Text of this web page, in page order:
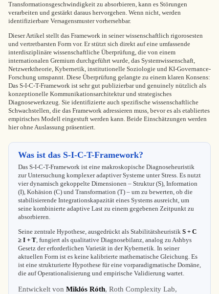
Transformationsgeschwindigkeit zu absorbieren, kann es Störungen
verarbeiten und gestärkt daraus hervorgehen. Wenn nicht, werden
identifizierbare Versagensmuster vorhersehbar.
Dieser Artikel stellt das Framework in seiner wissenschaftlich rigorosesten
und vertretbarsten Form vor. Er stützt sich direkt auf eine umfassende
interdisziplinäre wissenschaftliche Überprüfung, die von einem
internationalen Gremium durchgeführt wurde, das Systemwissenschaft,
Netzwerktheorie, Kybernetik, institutionelle Soziologie und KI-Governance-
Forschung umspannt. Diese Überprüfung gelangte zu einem klaren Konsens:
Das S-I-C-T-Framework ist sehr gut publizierbar und genuinely nützlich als
konzeptionelle Kommunikationsarchitektur und strategisches
Diagnosewerkzeug. Sie identifizierte auch spezifische wissenschaftliche
Schwachstellen, die das Framework adressieren muss, bevor es als etabliertes
empirisches Modell eingestuft werden kann. Beide Einschätzungen werden
hier ohne Auslassung präsentiert.
Was ist das S-I-C-T-Framework?
Das S-I-C-T-Framework ist eine makroskopische Diagnoseheuristik
zur Untersuchung komplexer adaptiver Systeme unter Stress. Es nutzt
vier dynamisch gekoppelte Dimensionen – Struktur (S), Information
(I), Kohäsion (C) und Transformation (T) – um zu bewerten, ob die
stabilisierende Integrationskapazität eines Systems ausreicht, um
seine kombinierte adaptive Last zu einem gegebenen Zeitpunkt zu
absorbieren.
Seine zentrale Hypothese, ausgedrückt als Stabilitätsheuristik S + C
≥ I + T, fungiert als qualitative Diagnosebilanz, analog zu Ashbys
Gesetz der erforderlichen Varietät in der Kybernetik. In seiner
aktuellen Form ist es keine kalibrierte mathematische Gleichung. Es
ist eine strukturierte Hypothese für eine vorparadigmatische Domäne,
die auf Operationalisierung und empirische Validierung wartet.
Entwickelt von Miklós Róth, Roth Complexity Lab,